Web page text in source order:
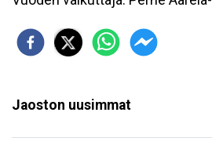
Jaoston uusimmat